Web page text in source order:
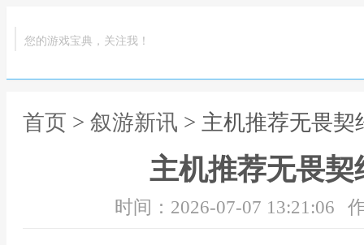
您的游戏宝典，关注我！
首页 > 叙游新讯 > 主机推荐无畏契
主机推荐无畏
时间：2026-07-07 13:21:06